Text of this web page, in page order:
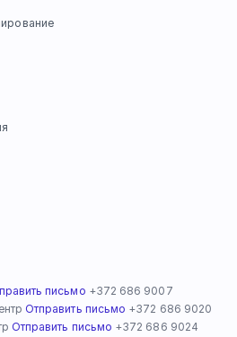
письмо +372 686 9007
Отправить письмо +372 686 9020
Отправить письмо +372 686 9024